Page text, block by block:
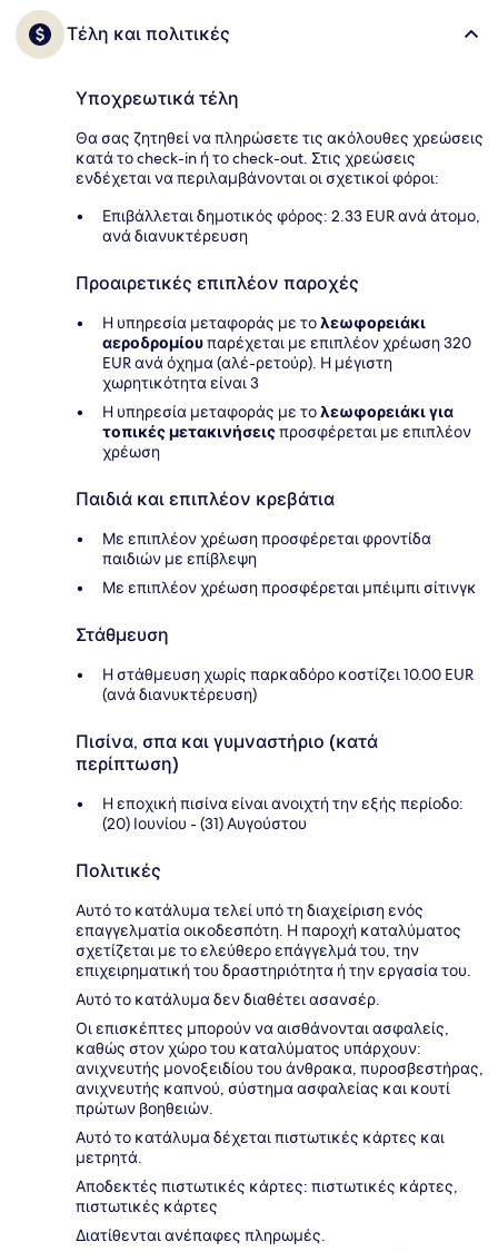
Τέλη και πολιτικές
Υποχρεωτικά τέλη
Θα σας ζητηθεί να πληρώσετε τις ακόλουθες χρεώσεις
κατά το check-in ή το check-out. Στις χρεώσεις
ενδέχεται να περιλαμβάνονται οι σχετικοί φόροι:
Επιβάλλεται δημοτικός φόρος: 2.33 EUR ανά άτομο,
ανά διανυκτέρευση
Προαιρετικές επιπλέον παροχές
Η υπηρεσία μεταφοράς με τολεωφορειάκι
αεροδρομίουπαρέχεται με επιπλέον χρέωση 320
EUR ανά όχημα (αλέ-ρετούρ). Η μέγιστη
χωρητικότητα είναι 3
Η υπηρεσία μεταφοράς με τολεωφορειάκι για
τοπικές μετακινήσειςπροσφέρεται με επιπλέον
χρέωση
Παιδιά και επιπλέον κρεβάτια
Με επιπλέον χρέωση προσφέρεται φροντίδα
παιδιών με επίβλεψη
Με επιπλέον χρέωση προσφέρεται μπέιμπι σίτινγκ
Στάθμευση
Η στάθμευση χωρίς παρκαδόρο κοστίζει 10.00 EUR
(ανά διανυκτέρευση)
Πισίνα, σπα και γυμναστήριο (κατά
περίπτωση)
Η εποχική πισίνα είναι ανοιχτή την εξής περίοδο:
(20) Ιουνίου - (31) Αυγούστου
Πολιτικές
Αυτό το κατάλυμα τελεί υπό τη διαχείριση ενός
επαγγελματία οικοδεσπότη. Η παροχή καταλύματος
σχετίζεται με το ελεύθερο επάγγελμά του, την
επιχειρηματική του δραστηριότητα ή την εργασία του.
Αυτό το κατάλυμα δεν διαθέτει ασανσέρ.
Οι επισκέπτες μπορούν να αισθάνονται ασφαλείς,
καθώς στον χώρο του καταλύματος υπάρχουν:
ανιχνευτής μονοξειδίου του άνθρακα, πυροσβεστήρας,
ανιχνευτής καπνού, σύστημα ασφαλείας και κουτί
πρώτων βοηθειών.
Αυτό το κατάλυμα δέχεται πιστωτικές κάρτες και
μετρητά.
Αποδεκτές πιστωτικές κάρτες: πιστωτικές κάρτες,
πιστωτικές κάρτες
Διατίθενται ανέπαφες πληρωμές.